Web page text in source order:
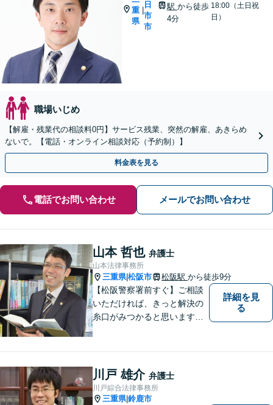
重
県
日
市
市
駅 から徒歩
4分
18:00（土日祝
日）
職場いじめ
【解雇・残業代の相談料0円】サービス残業、突然の解雇、あきらめ
ないで。【電話・オンライン相談対応（予約制）】
料金表を見る
電話でお問い合わせ メールでお問い合わせ
山本 哲也 弁護士
山本法律事務所
三重県|松阪市 松阪駅 から徒歩9分
【松阪警察署前すぐ】ご相談
いただければ、きっと解決の
糸口がみつかると思います。
詳細を見
る
川戸 雄介 弁護士
川戸綜合法律事務所
三重県|鈴鹿市